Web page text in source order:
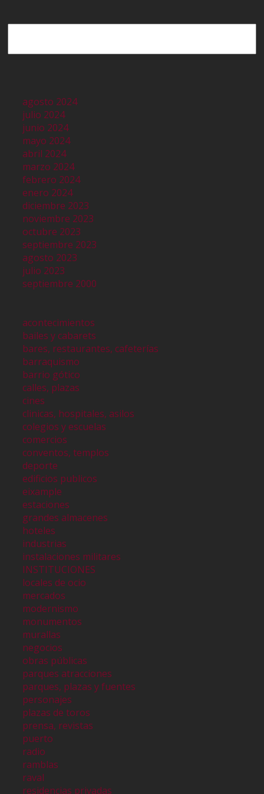
agosto 2024
julio 2024
junio 2024
mayo 2024
abril 2024
marzo 2024
febrero 2024
enero 2024
diciembre 2023
noviembre 2023
octubre 2023
septiembre 2023
agosto 2023
julio 2023
septiembre 2000
acontecimientos
bailes y cabarets
bares, restaurantes, cafeterías
barraquismo
barrio gótico
calles, plazas
cines
clinicas, hospitales, asilos
colegios y escuelas
comercios
conventos, templos
deporte
edificios publicos
eixample
estaciones
grandes almacenes
hoteles
industrias
instalaciones militares
INSTITUCIONES
locales de ocio
mercados
modernismo
monumentos
murallas
negocios
obras públicas
parques atracciones
parques, plazas y fuentes
personajes
plazas de toros
prensa, revistas
puerto
radio
ramblas
raval
residencias privadas